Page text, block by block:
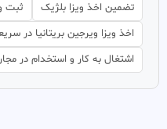
تضمین اخذ ویزا بلژیک
ثبت
اخذ ویزا ویرجین بریتانیا در
اشتغال به کار و استخدام در